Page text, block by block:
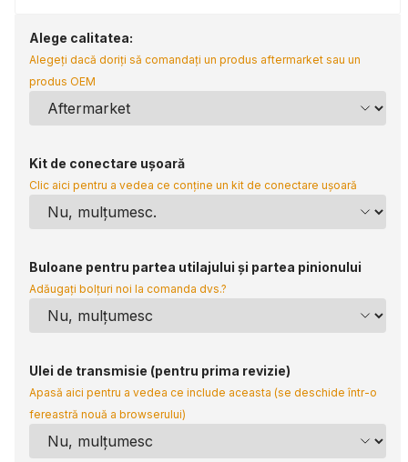
Alege calitatea:
Alegeți dacă doriți să comandați un produs aftermarket sau un
produs OEM
Kit de conectare ușoară
Clic aici pentru a vedea ce conține un kit de conectare ușoară
Buloane pentru partea utilajului și partea pinionului
Adăugați bolțuri noi la comanda dvs.?
Ulei de transmisie (pentru prima revizie)
Apasă aici pentru a vedea ce include aceasta (se deschide într-o
fereastră nouă a browserului)